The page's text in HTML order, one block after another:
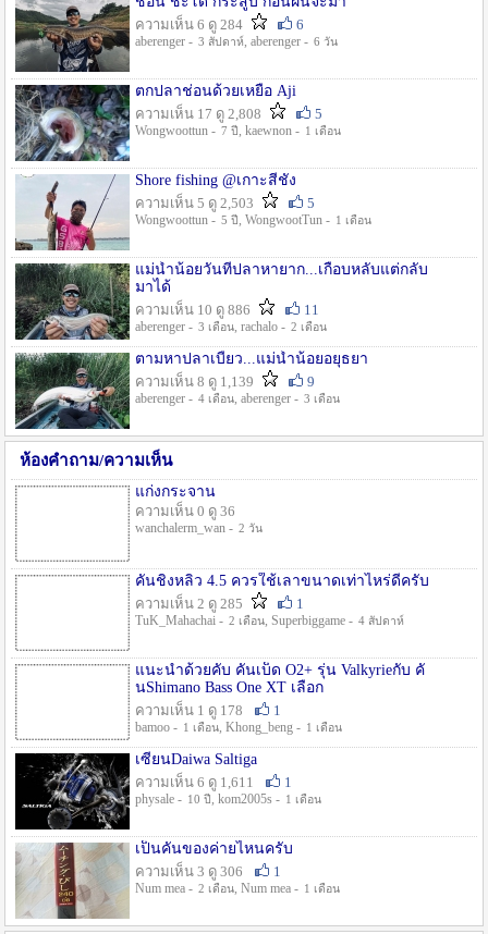
ความเห็น 6 ดู 284
6
aberenger - 3 สัปดาห์, aberenger - 6 วัน
ตกปลาช่อนด้วยเหยื่อ Aji
ความเห็น 17 ดู 2,808
5
Wongwoottun - 7 ปี , kaewnon - 1 เดือน
Shore fishing @เกาะสีชัง
ความเห็น 5 ดู 2,503
5
Wongwoottun - 5 ปี , WongwootTun - 1 เดือน
แม่น้ำน้อยวันที่ปลาหายาก...เกือบหลับแต่กลับ
มาได้
ความเห็น 10 ดู 886
11
aberenger - 3 เดือน, rachalo - 2 เดือน
ตามหาปลาเบี้ยว...แม่น้ำน้อยอยุธยา
ความเห็น 8 ดู 1,139
9
aberenger - 4 เดือน, aberenger - 3 เดือน
ห้องคำถาม/ความเห็น
แก่งกระจาน
ความเห็น 0 ดู 36
wanchalerm_wan - 2 วัน
คันชิงหลิว 4.5 ควรใช้เลาขนาดเท่าไหร่ดีครับ
ความเห็น 2 ดู 285
1
TuK_Mahachai - 2 เดือน, Superbiggame - 4 สัปดาห์
แนะนำด้วยคับ คันเบ็ด O2+ รุ่น Valkyrieกับ คั
นShimano Bass One XT เลือก
ความเห็น 1 ดู 178
1
bamoo - 1 เดือน, Khong_beng - 1 เดือน
เซียนDaiwa Saltiga
ความเห็น 6 ดู 1,611
1
physale - 10 ปี , kom2005s - 1 เดือน
เป็นคันของค่ายไหนครับ
ความเห็น 3 ดู 306
1
Num mea - 2 เดือน, Num mea - 1 เดือน